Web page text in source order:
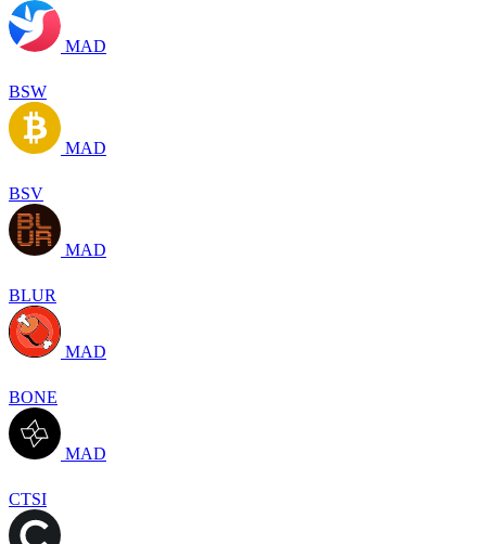
MAD
BSW
MAD
BSV
MAD
BLUR
MAD
BONE
MAD
CTSI